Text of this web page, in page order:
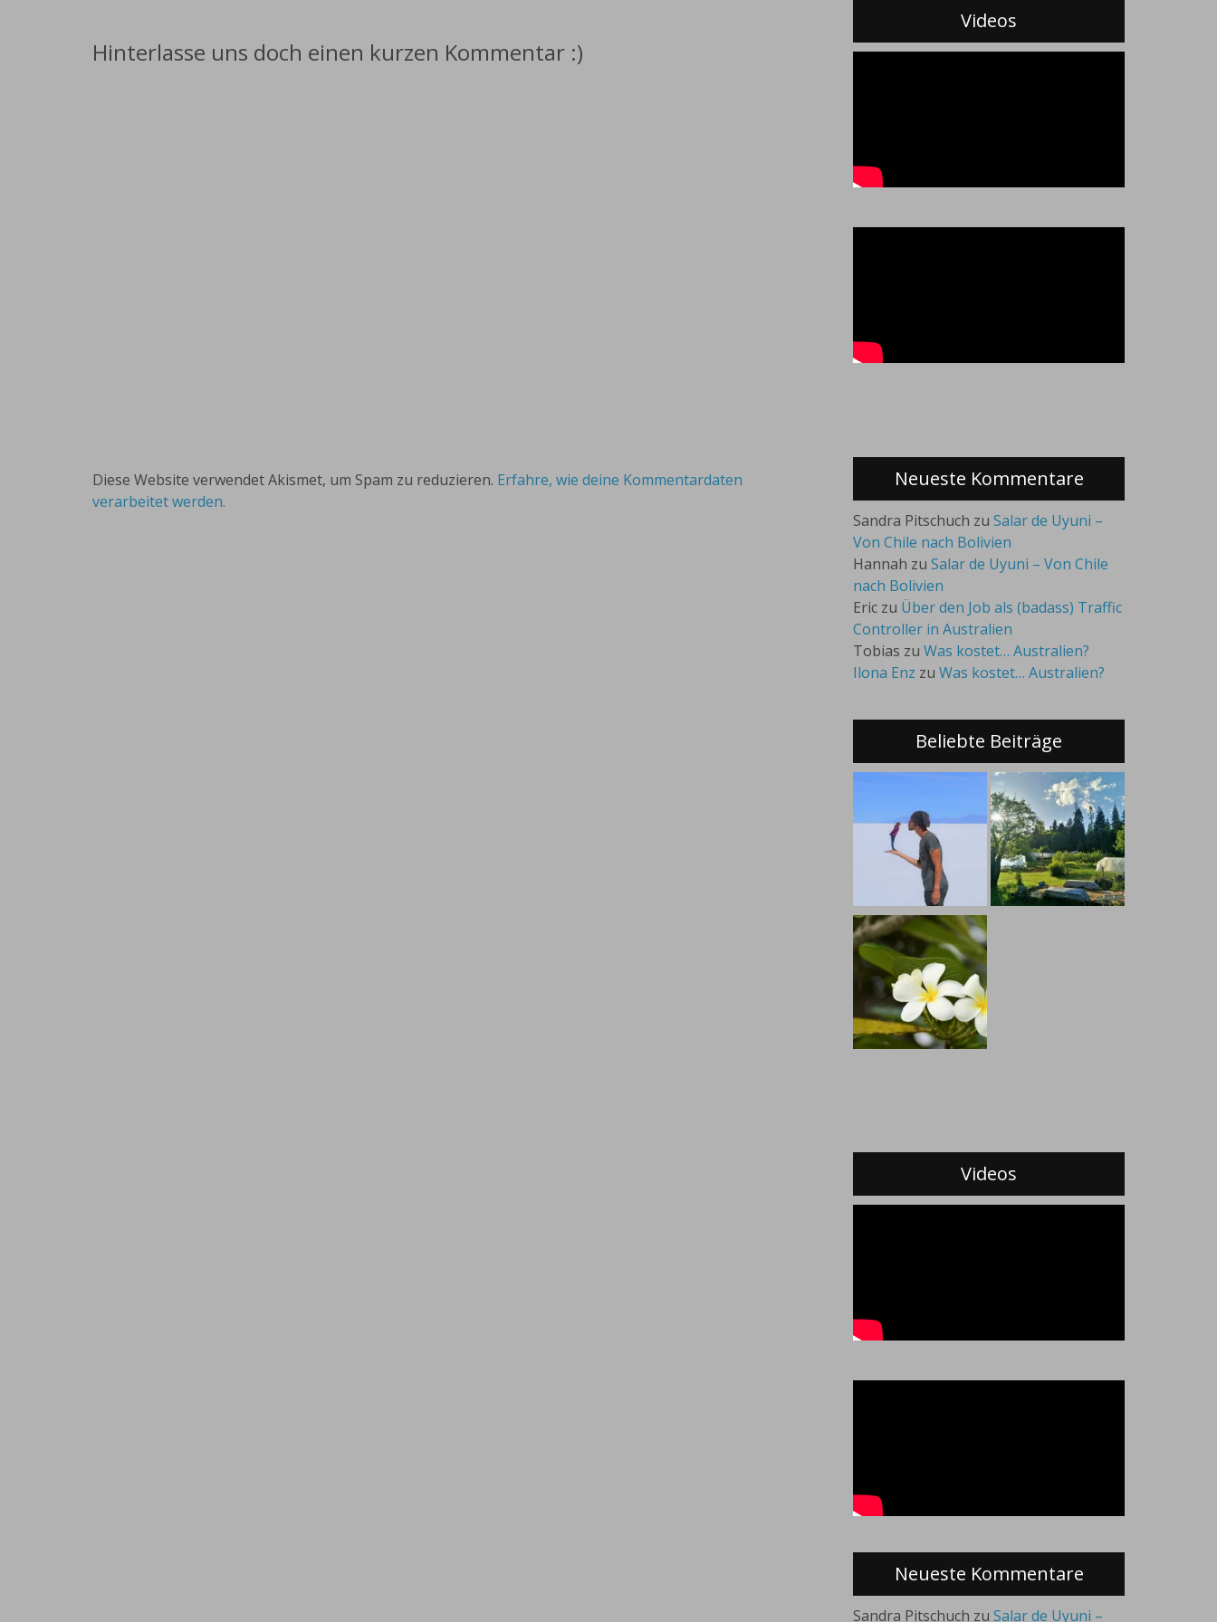
Hinterlasse uns doch einen kurzen Kommentar :)
Diese Website verwendet Akismet, um Spam zu reduzieren. Erfahre, wie deine Kommentardaten
verarbeitet werden.
Videos
Neueste Kommentare
Sandra Pitschuch zu Salar de Uyuni –
Von Chile nach Bolivien
Hannah zu Salar de Uyuni – Von Chile
nach Bolivien
Eric zu Über den Job als (badass) Traffic
Controller in Australien
Tobias zu Was kostet… Australien?
Ilona Enz zu Was kostet… Australien?
Beliebte Beiträge
Videos
Neueste Kommentare
Sandra Pitschuch zu Salar de Uyuni –